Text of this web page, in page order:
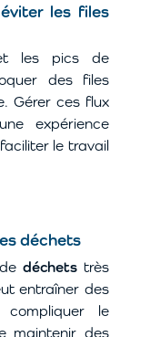
les files
et les pics de
des files
Gérer ces flux
expérience
le travail
déchets
déchetstrès
entraîner des
le
maintenir des